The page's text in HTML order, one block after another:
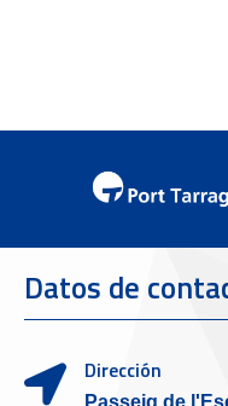
Datos de
Dirección
Passeig de